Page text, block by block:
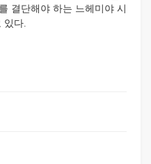
결단해야 하는 느헤미야 시
있다.